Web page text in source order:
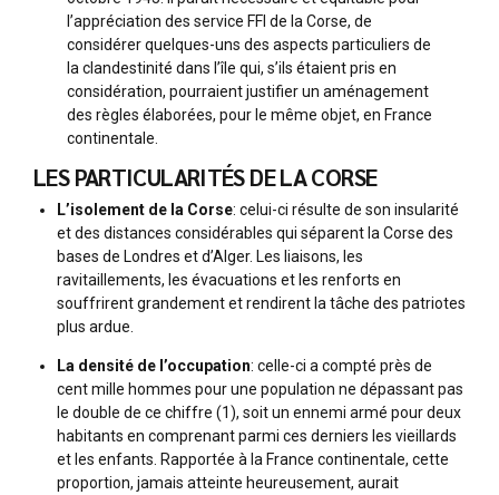
l’appréciation des service FFI de la Corse, de
considérer quelques-uns des aspects particuliers de
la clandestinité dans l’île qui, s’ils étaient pris en
considération, pourraient justifier un aménagement
des règles élaborées, pour le même objet, en France
continentale.
LES PARTICULARITÉS DE LA CORSE
L’isolement de la Corse: celui-ci résulte de son insularité
et des distances considérables qui séparent la Corse des
bases de Londres et d’Alger. Les liaisons, les
ravitaillements, les évacuations et les renforts en
souffrirent grandement et rendirent la tâche des patriotes
plus ardue.
La densité de l’occupation: celle-ci a compté près de
cent mille hommes pour une population ne dépassant pas
le double de ce chiffre (1), soit un ennemi armé pour deux
habitants en comprenant parmi ces derniers les vieillards
et les enfants. Rapportée à la France continentale, cette
proportion, jamais atteinte heureusement, aurait